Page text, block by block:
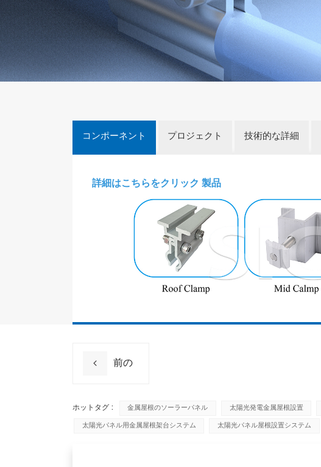
コンポーネント プロジェクト 技術的な詳細
詳細はこちらをクリック 製品
前の
ホットタグ : 金属屋根のソーラーパネル 太陽光発電金属屋根設置
太陽光パネル用金属屋根架台システム 太陽光パネル屋根設置システム